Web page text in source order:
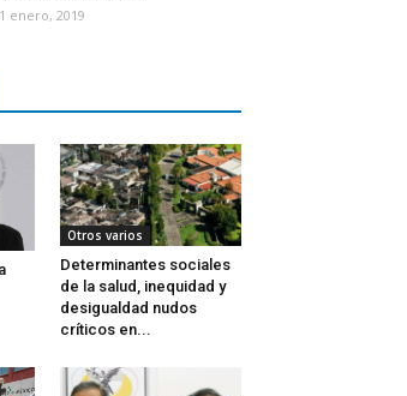
enero, 2019
Otros varios
Determinantes sociales
de la salud, inequidad y
desigualdad nudos
críticos en...